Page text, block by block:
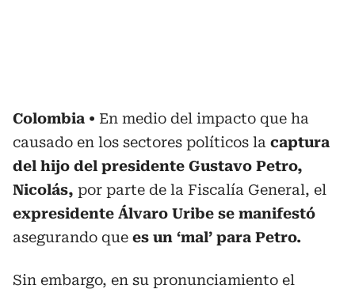
Colombia
En medio del impacto que ha
causado en los sectores políticos la captura
del hijo del presidente Gustavo Petro,
Nicolás, por parte de la Fiscalía General, el
expresidente Álvaro Uribe se manifestó
asegurando que es un ‘mal’ para Petro.
Sin embargo, en su pronunciamiento el